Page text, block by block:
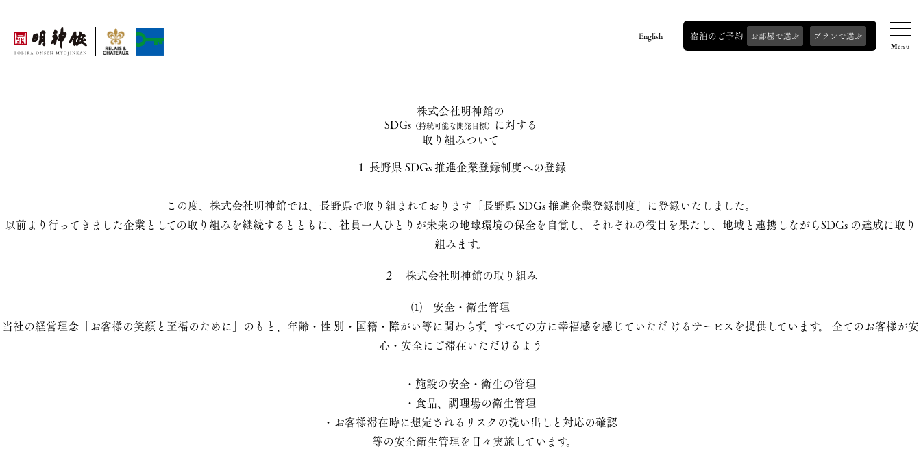
English 宿泊のご予約 お部屋で選ぶ プランで選ぶ
株式会社明神館の
SDGs（持続可能な開発目標） に対する
取り組みついて
１ 長野県 SDGs 推進企業登録制度への登録
この度、株式会社明神館では、長野県で取り組まれております「長野県 SDGs 推進企業登録制度」に登録いたしました。
以前より行ってきました企業としての取り組みを継続するとともに、社員一人ひとりが未来の地球環境の保全を自覚し、それぞれの役目を果たし、地域と連携しながらSDGs の達成に取り
組みます。
２ 株式会社明神館の取り組み
⑴ 安全・衛生管理
当社の経営理念「お客様の笑顔と至福のために」のもと、年齢・性 別・国籍・障がい等に関わらず、すべての方に幸福感を感じていただ けるサービスを提供しています。 全てのお客様が安
心・安全にご滞在いただけるよう
・施設の安全・衛生の管理
・食品、調理場の衛生管理
・お客様滞在時に想定されるリスクの洗い出しと対応の確認
等の安全衛生管理を日々実施しています。